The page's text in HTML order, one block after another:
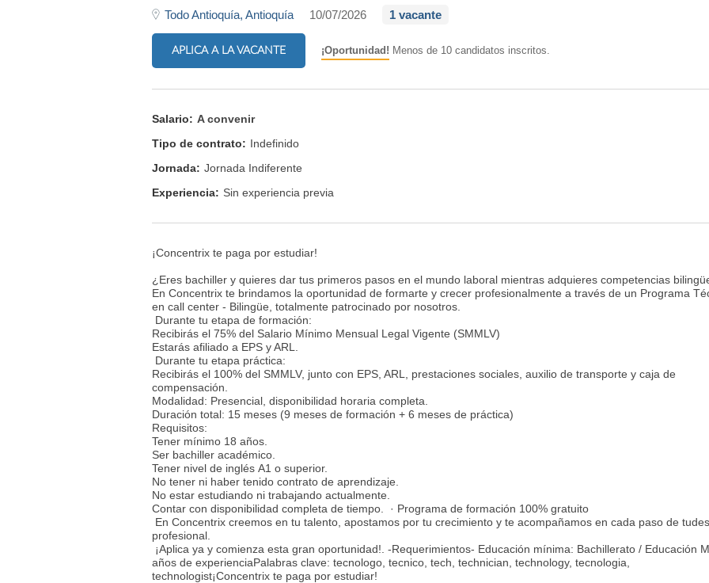
Todo Antioquía, Antioquía 10/07/2026 1 vacante
APLICA A LA VACANTE ¡Oportunidad! Menos de 10 candidatos inscritos.
Salario: A convenir
Tipo de contrato: Indefinido
Jornada: Jornada Indiferente
Experiencia: Sin experiencia previa
¡Concentrix te paga por estudiar!
¿Eres bachiller y quieres dar tus primeros pasos en el mundo laboral mientras adquieres competencias
En Concentrix te brindamos la oportunidad de formarte y crecer profesionalmente a través de un Programa
en call center - Bilingüe, totalmente patrocinado por nosotros.
Durante tu etapa de formación:
Recibirás el 75% del Salario Mínimo Mensual Legal Vigente (SMMLV)
Estarás afiliado a EPS y ARL.
Durante tu etapa práctica:
Recibirás el 100% del SMMLV, junto con EPS, ARL, prestaciones sociales, auxilio de transporte y caja de
compensación.
Modalidad: Presencial, disponibilidad horaria completa.
Duración total: 15 meses (9 meses de formación + 6 meses de práctica)
Requisitos:
Tener mínimo 18 años.
Ser bachiller académico.
Tener nivel de inglés A1 o superior.
No tener ni haber tenido contrato de aprendizaje.
No estar estudiando ni trabajando actualmente.
Contar con disponibilidad completa de tiempo. · Programa de formación 100% gratuito
En Concentrix creemos en tu talento, apostamos por tu crecimiento y te acompañamos en cada paso de
profesional.
¡Aplica ya y comienza esta gran oportunidad!. -Requerimientos- Educación mínima: Bachillerato / Educación
años de experienciaPalabras clave: tecnologo, tecnico, tech, technician, technology, tecnologia,
technologist¡Concentrix te paga por estudiar!